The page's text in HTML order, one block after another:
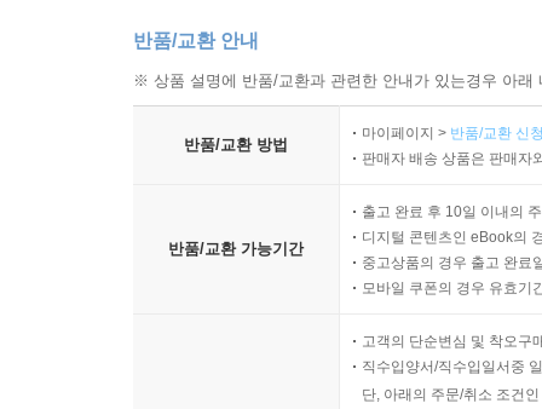
반품/교환 안내
※ 상품 설명에 반품/교환과 관련한 안내가 있는경우 아
반품/교환 방법
마이페이지 > 반품/교환 신
판매자 배송 상품은 판매자
반품/교환 가능기간
출고 완료 후 10일 이내의
디지털 콘텐츠인 eBook의
중고상품의 경우 출고 완료
모바일 쿠폰의 경우 유효기
고객의 단순변심 및 착오구
직수입양서/직수입일서중
단, 아래의 주문/취소 조건